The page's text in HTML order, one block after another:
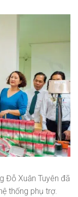
Đỗ Xuân Tuyên đã
thống phụ trợ.